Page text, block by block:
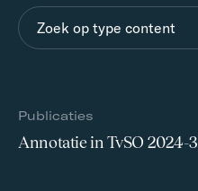
Zoek op type content
Publicaties
Annotatie in TvSO 2024-3